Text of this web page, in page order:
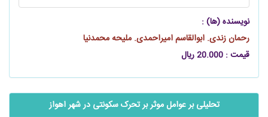
نویسنده (ها) :
رحمان زندی. ابوالقاسم امیراحمدی. ملیحه محمدنیا
قیمت : 20.000 ریال
تحلیلی بر عوامل موثر بر تحرک سکونتی در شهر اهواز